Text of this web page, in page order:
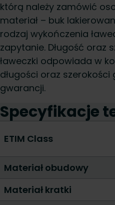
którą należy zamówić
materiał – buk
rodzaj wykończenia
zapytanie. Długość oraz
ławeczki odpowiada w
długości oraz szerokości
gwarancji.
Specyfikacje
ETIM Class
Materiał obudowy
Materiał kratki